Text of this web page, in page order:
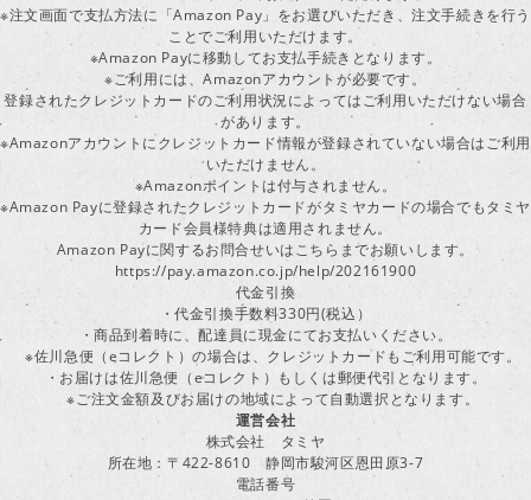
※注文画面で支払方法に「Amazon Pay」をお選びいただき、注文手続きを行う
ことでご利用いただけます。
※Amazon Payに移動してお支払手続きとなります。
※ご利用には、Amazonアカウントが必要です。
登録されたクレジットカードのご利用状況によってはご利用いただけない場合
があります。
※Amazonアカウントにクレジットカード情報が登録されていない場合はご利用
いただけません。
※Amazonポイントは付与されません。
※Amazon Payに登録されたクレジットカードがタミヤカードの場合でもタミヤ
カード会員様特典は適用されません。
Amazon Payに関するお問合せいはこちらまでお願いします。
https://pay.amazon.co.jp/help/202161900
代金引換
・代金引換手数料330円(税込）
・商品到着時に、配達員に現金にてお支払いください。
※佐川急便（eコレクト）の場合は、クレジットカードもご利用可能です。
・お届けは佐川急便（eコレクト）もしくは郵便代引となります。
※ご注文金額及びお届けの地域によって自動選択となります。
運営会社
株式会社 タミヤ
所在地：〒422-8610 静岡市駿河区恩田原3-7
電話番号